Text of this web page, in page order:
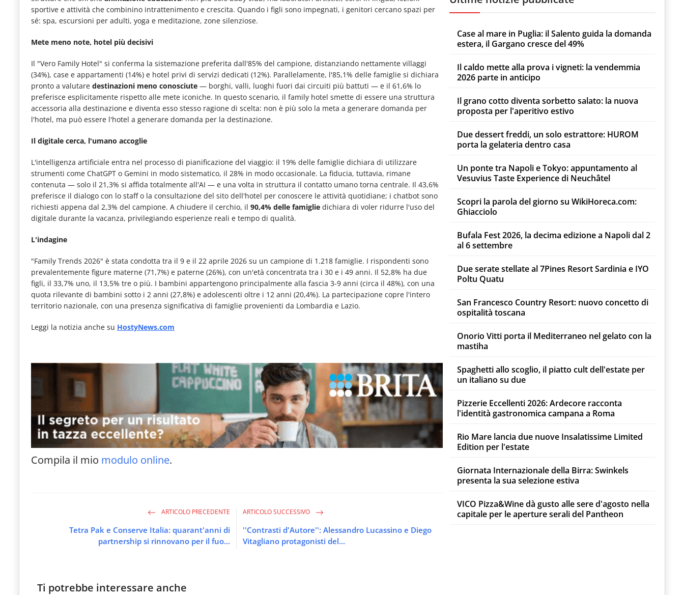
sportive e attività che combinino intrattenimento e crescita. Quando i figli sono impegnati, i genitori cercano spazi per
sé: spa, escursioni per adulti, yoga e meditazione, zone silenziose.
Mete meno note, hotel più decisivi
Il "Vero Family Hotel" si conferma la sistemazione preferita dall'85% del campione, distanziando nettamente villaggi
(34%), case e appartamenti (14%) e hotel privi di servizi dedicati (12%). Parallelamente, l'85,1% delle famiglie si dichiara
pronto a valutare destinazioni meno conosciute — borghi, valli, luoghi fuori dai circuiti più battuti — e il 61,6% lo
preferisce esplicitamente rispetto alle mete iconiche. In questo scenario, il family hotel smette di essere una struttura
accessoria alla destinazione e diventa esso stesso ragione di scelta: non è più solo la meta a generare domanda per
l'hotel, ma può essere l'hotel a generare domanda per la destinazione.
Il digitale cerca, l'umano accoglie
L'intelligenza artificiale entra nel processo di pianificazione del viaggio: il 19% delle famiglie dichiara di utilizzare
strumenti come ChatGPT o Gemini in modo sistematico, il 28% in modo occasionale. La fiducia, tuttavia, rimane
contenuta — solo il 21,3% si affida totalmente all'AI — e una volta in struttura il contatto umano torna centrale. Il 43,6%
preferisce il dialogo con lo staff o la consultazione del sito dell'hotel per conoscere le attività quotidiane; i chatbot sono
richiesti appena dal 2,3% del campione. A chiudere il cerchio, il 90,4% delle famiglie dichiara di voler ridurre l'uso del
digitale durante la vacanza, privilegiando esperienze reali e tempo di qualità.
L'indagine
"Family Trends 2026" è stata condotta tra il 9 e il 22 aprile 2026 su un campione di 1.218 famiglie. I rispondenti sono
prevalentemente figure materne (71,7%) e paterne (26%), con un'età concentrata tra i 30 e i 49 anni. Il 52,8% ha due
figli, il 33,7% uno, il 13,5% tre o più. I bambini appartengono principalmente alla fascia 3-9 anni (circa il 48%), con una
quota rilevante di bambini sotto i 2 anni (27,8%) e adolescenti oltre i 12 anni (20,4%). La partecipazione copre l'intero
territorio nazionale, con una presenza significativa di famiglie provenienti da Lombardia e Lazio.
Leggi la notizia anche su HostyNews.com
Compila il mio modulo online.
ARTICOLO PRECEDENTE
Tetra Pak e Conserve Italia: quarant'anni di
partnership si rinnovano per il fuo...
ARTICOLO SUCCESSIVO
''Contrasti d'Autore'': Alessandro Lucassino e Diego
Vitagliano protagonisti del...
Ti potrebbe interessare anche
Case al mare in Puglia: il Salento guida la domanda
estera, il Gargano cresce del 49%
Il caldo mette alla prova i vigneti: la vendemmia
2026 parte in anticipo
Il grano cotto diventa sorbetto salato: la nuova
proposta per l'aperitivo estivo
Due dessert freddi, un solo estrattore: HUROM
porta la gelateria dentro casa
Un ponte tra Napoli e Tokyo: appuntamento al
Vesuvius Taste Experience di Neuchâtel
Scopri la parola del giorno su WikiHoreca.com:
Ghiacciolo
Bufala Fest 2026, la decima edizione a Napoli dal 2
al 6 settembre
Due serate stellate al 7Pines Resort Sardinia e IYO
Poltu Quatu
San Francesco Country Resort: nuovo concetto di
ospitalità toscana
Onorio Vitti porta il Mediterraneo nel gelato con la
mastiha
Spaghetti allo scoglio, il piatto cult dell'estate per
un italiano su due
Pizzerie Eccellenti 2026: Ardecore racconta
l'identità gastronomica campana a Roma
Rio Mare lancia due nuove Insalatissime Limited
Edition per l'estate
Giornata Internazionale della Birra: Swinkels
presenta la sua selezione estiva
VICO Pizza&Wine dà gusto alle sere d'agosto nella
capitale per le aperture serali del Pantheon